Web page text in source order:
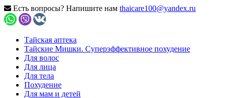
Есть вопросы? Напишите нам thaicare100@yandex.ru
Тайская аптека
Тайские Мишки. Суперэффективное похудение
Для волос
Для лица
Для тела
Похудение
Для мам и детей